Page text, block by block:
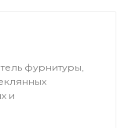
фурнитуры,
и